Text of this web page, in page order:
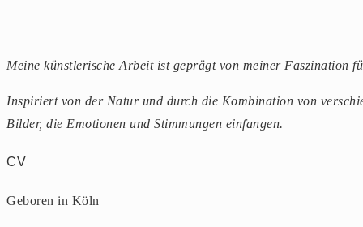
Meine künstlerische Arbeit ist geprägt von meiner Faszination
Inspiriert von der Natur und durch die Kombination von
Bilder, die Emotionen und Stimmungen einfangen.
CV
Geboren in Köln